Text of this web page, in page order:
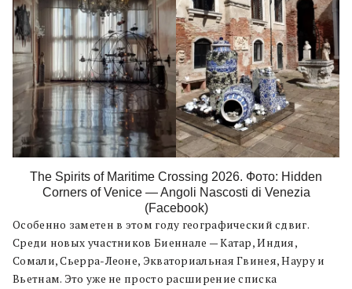
The Spirits of Maritime Crossing 2026. Фото: Hidden
Corners of Venice — Angoli Nascosti di Venezia
(Facebook)
Особенно заметен в этом году географический сдвиг.
Среди новых участников Биеннале — Катар, Индия,
Сомали, Сьерра-Леоне, Экваториальная Гвинея, Науру и
Вьетнам. Это уже не просто расширение списка